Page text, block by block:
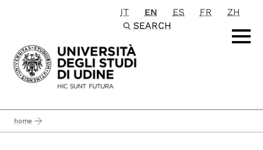
Passa al contenuto principale
IT EN ES FR
ZH
SEARCH
home